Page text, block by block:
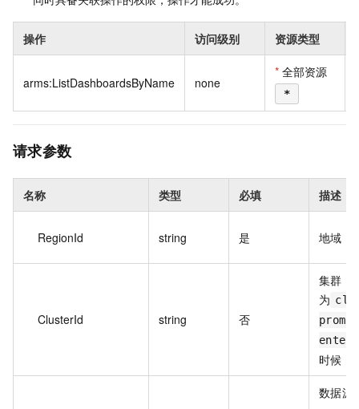
操作 访问级别 资源类型
arms:ListDashboardsByName none
* 全部资源
*
请求参数
名称 类型 必填 描述
RegionId string 是 地域
ClusterId string 否
集群
为
时候，
数据源